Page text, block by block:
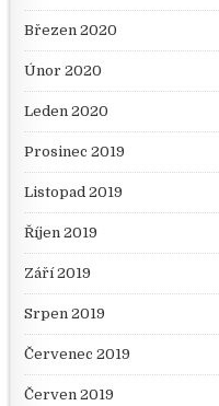
Březen 2020
Únor 2020
Leden 2020
Prosinec 2019
Listopad 2019
Říjen 2019
Září 2019
Srpen 2019
Červenec 2019
Červen 2019